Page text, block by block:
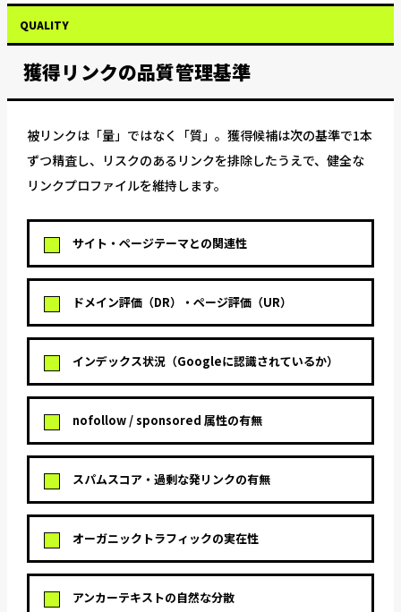
QUALITY
獲得リンクの品質管理基準
被リンクは「量」ではなく「質」。獲得候補は次の基準で1本
ずつ精査し、リスクのあるリンクを排除したうえで、健全な
リンクプロファイルを維持します。
サイト・ページテーマとの関連性
ドメイン評価（DR）・ページ評価（UR）
インデックス状況（Googleに認識されているか）
nofollow / sponsored 属性の有無
スパムスコア・過剰な発リンクの有無
オーガニックトラフィックの実在性
アンカーテキストの自然な分散